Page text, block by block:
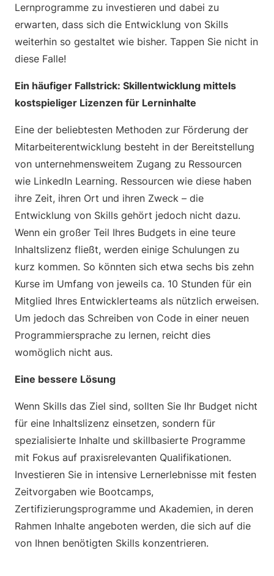
Lernprogramme zu investieren und dabei zu
erwarten, dass sich die Entwicklung von Skills
weiterhin so gestaltet wie bisher. Tappen Sie nicht in
diese Falle!
Ein häufiger Fallstrick: Skillentwicklung mittels
kostspieliger Lizenzen für Lerninhalte
Eine der beliebtesten Methoden zur Förderung der
Mitarbeiterentwicklung besteht in der Bereitstellung
von unternehmensweitem Zugang zu Ressourcen
wie LinkedIn Learning. Ressourcen wie diese haben
ihre Zeit, ihren Ort und ihren Zweck – die
Entwicklung von Skills gehört jedoch nicht dazu.
Wenn ein großer Teil Ihres Budgets in eine teure
Inhaltslizenz fließt, werden einige Schulungen zu
kurz kommen. So könnten sich etwa sechs bis zehn
Kurse im Umfang von jeweils ca. 10 Stunden für ein
Mitglied Ihres Entwicklerteams als nützlich erweisen.
Um jedoch das Schreiben von Code in einer neuen
Programmiersprache zu lernen, reicht dies
womöglich nicht aus.
Eine bessere Lösung
Wenn Skills das Ziel sind, sollten Sie Ihr Budget nicht
für eine Inhaltslizenz einsetzen, sondern für
spezialisierte Inhalte und skillbasierte Programme
mit Fokus auf praxisrelevanten Qualifikationen.
Investieren Sie in intensive Lernerlebnisse mit festen
Zeitvorgaben wie Bootcamps,
Zertifizierungsprogramme und Akademien, in deren
Rahmen Inhalte angeboten werden, die sich auf die
von Ihnen benötigten Skills konzentrieren.